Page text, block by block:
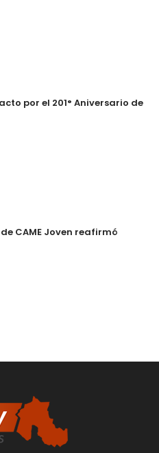
por el 201° Aniversario de
CAME Joven reafirmó